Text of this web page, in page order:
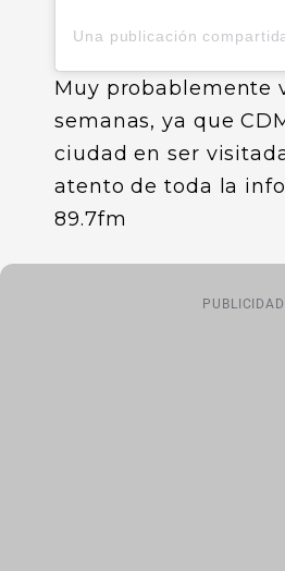
Muy probablemente
semanas, ya que
ciudad en ser
atento de toda la
89.7fm
PUBLICIDAD